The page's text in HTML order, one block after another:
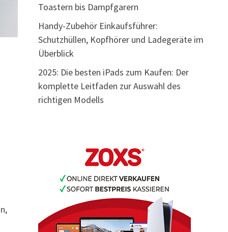
Toastern bis Dampfgarern
Handy-Zubehör Einkaufsführer:
Schutzhüllen, Kopfhörer und Ladegeräte im
Überblick
2025: Die besten iPads zum Kaufen: Der
komplette Leitfaden zur Auswahl des
richtigen Modells